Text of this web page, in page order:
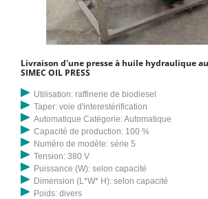
Livraison d'une presse à huile hydraulique
SIMEC OIL PRESS
Utilisation: raffinerie de biodiesel
Taper: voie d'interestérification
Automatique Catégorie: Automatique
Capacité de production: 100 %
Numéro de modèle: série 5
Tension: 380 V
Puissance (W): selon capacité
Dimension (L*W* H): selon capacité
Poids: divers